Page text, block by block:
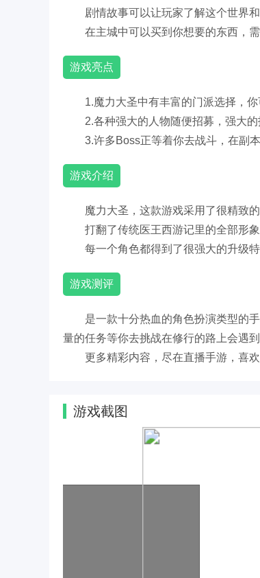
剧情故事可以让玩家了解这个世界
在主城中可以买到你想要的东西，
游戏亮点
1.魔力大圣中有丰富的门派选择，
2.各种强大的人物随便招募，强大
3.许多Boss正等着你去战斗，在副
游戏介绍
魔力大圣，这款游戏采用了很精致
打翻了传统医王西游记里的全部形
每一个角色都得到了很强大的升级特
游戏测评
是一款十分热血的角色扮演类型的
量的任务等你去挑战在修行的路上会遇
更多精彩内容，尽在直播手游，喜
游戏截图